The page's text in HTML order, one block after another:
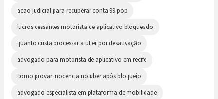
acao judicial para recuperar conta 99 pop
lucros cessantes motorista de aplicativo bloqueado
quanto custa processar a uber por desativação
advogado para motorista de aplicativo em recife
como provar inocencia no uber após bloqueio
advogado especialista em plataforma de mobilidade